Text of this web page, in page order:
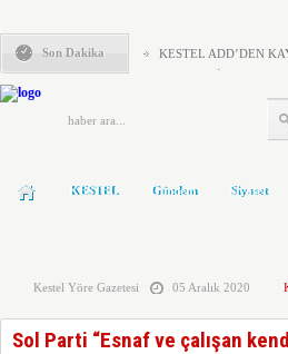
Son Dakika
KESTEL ADD’DEN
Kestel’de Eğitim
Türkiye Yeni Bir siyasi
ÖNCE KAFA YAPISI
HAKETMEYENLER
KESTEL Gündem Siyaset
Kestel Yöre Gazetesi 05 Aralık 2020
Sol Parti “Esnaf ve çalışan